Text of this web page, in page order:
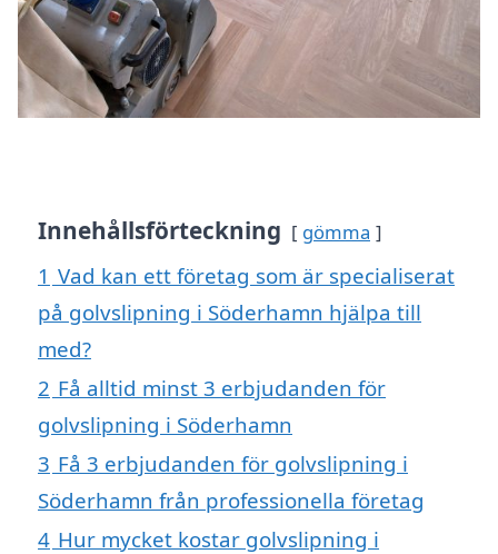
Innehållsförteckning gömma
1 Vad kan ett företag som är specialiserat
på golvslipning i Söderhamn hjälpa till
med?
2 Få alltid minst 3 erbjudanden för
golvslipning i Söderhamn
3 Få 3 erbjudanden för golvslipning i
Söderhamn från professionella företag
4 Hur mycket kostar golvslipning i